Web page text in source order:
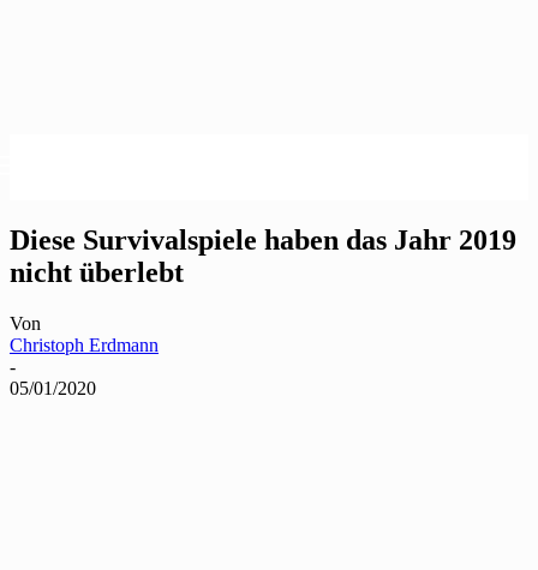
Diese Survivalspiele haben das Jahr 2019
nicht überlebt
Von
Christoph Erdmann
-
05/01/2020